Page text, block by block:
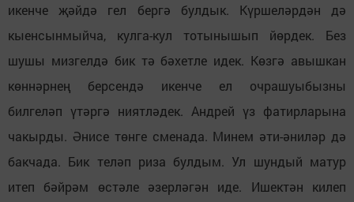
икенче җәйдә гел бергә булдык. Күршеләрдән дә
кыенсынмыйча, кулга-кул тотынышып йөрдек. Без
шушы мизгелдә бик тә бәхетле идек. Көзгә авышкан
көннәрнең берсендә икенче ел очрашуыбызны
билгеләп үтәргә ниятләдек. Андрей үз фатирларына
чакырды. Әнисе төнге сменада. Минем әти-әниләр дә
бакчада. Бик теләп риза булдым. Ул шундый матур
итеп бәйрәм өстәле әзерләгән иде. Ишектән килеп